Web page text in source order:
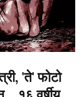
'ते' फोटो